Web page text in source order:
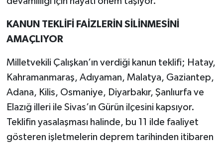
KANUN TEKLİFİ FAİZLERİN SİLİNMESİNİ
AMAÇLIYOR
Milletvekili Çalışkan’ın verdiği kanun teklifi; Hatay,
Kahramanmaraş, Adıyaman, Malatya, Gaziantep,
Adana, Kilis, Osmaniye, Diyarbakır, Şanlıurfa ve
Elazığ illeri ile Sivas’ın Gürün ilçesini kapsıyor.
Teklifin yasalaşması halinde, bu 11 ilde faaliyet
gösteren işletmelerin deprem tarihinden itibaren